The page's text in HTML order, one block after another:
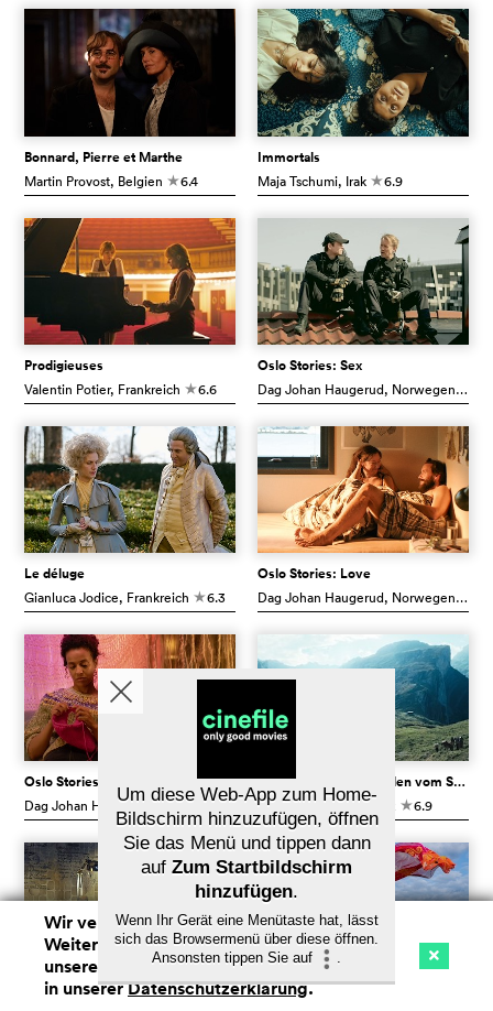
Kino Streaming Watchlist (
Bonnard, Pierre et Marthe
Martin Provost, Belgien c6.4
Immortals
Maja Tschumi, Irak c6.9
Prodigieuses
Valentin Potier, Frankreich c6.6
Oslo Stories: Sex
Dag Johan Haugerud, Norwegen
Le déluge
Gianluca Jodice, Frankreich c6.3
Oslo Stories: Love
Dag Johan Haugerud, Norwegen
Oslo Stories: Dreams
Dag Johan Haugerud , Norwegen c 7.2
Hölde - Die stillen Helden vom Säntis
Victor Rohner, Schweiz c6.9
Les fantômes Parthenope
Wir verwenden Cookies. Mit dem
Weitersurfen auf cinefile.ch stimmen Sie
unserer Cookie-Nutzung zu. Mehr Infos
in unsererDatenschutzerklärung.
Um diese Web-App zum Home-
Bildschirm hinzuzufügen, öffnen
Sie das Menü und tippen dann
auf Zum Startbildschirm
hinzufügen.
Wenn Ihr Gerät eine Menütaste hat, lässt
sich das Browsermenü über diese öffnen.
Ansonsten tippen Sie auf
.